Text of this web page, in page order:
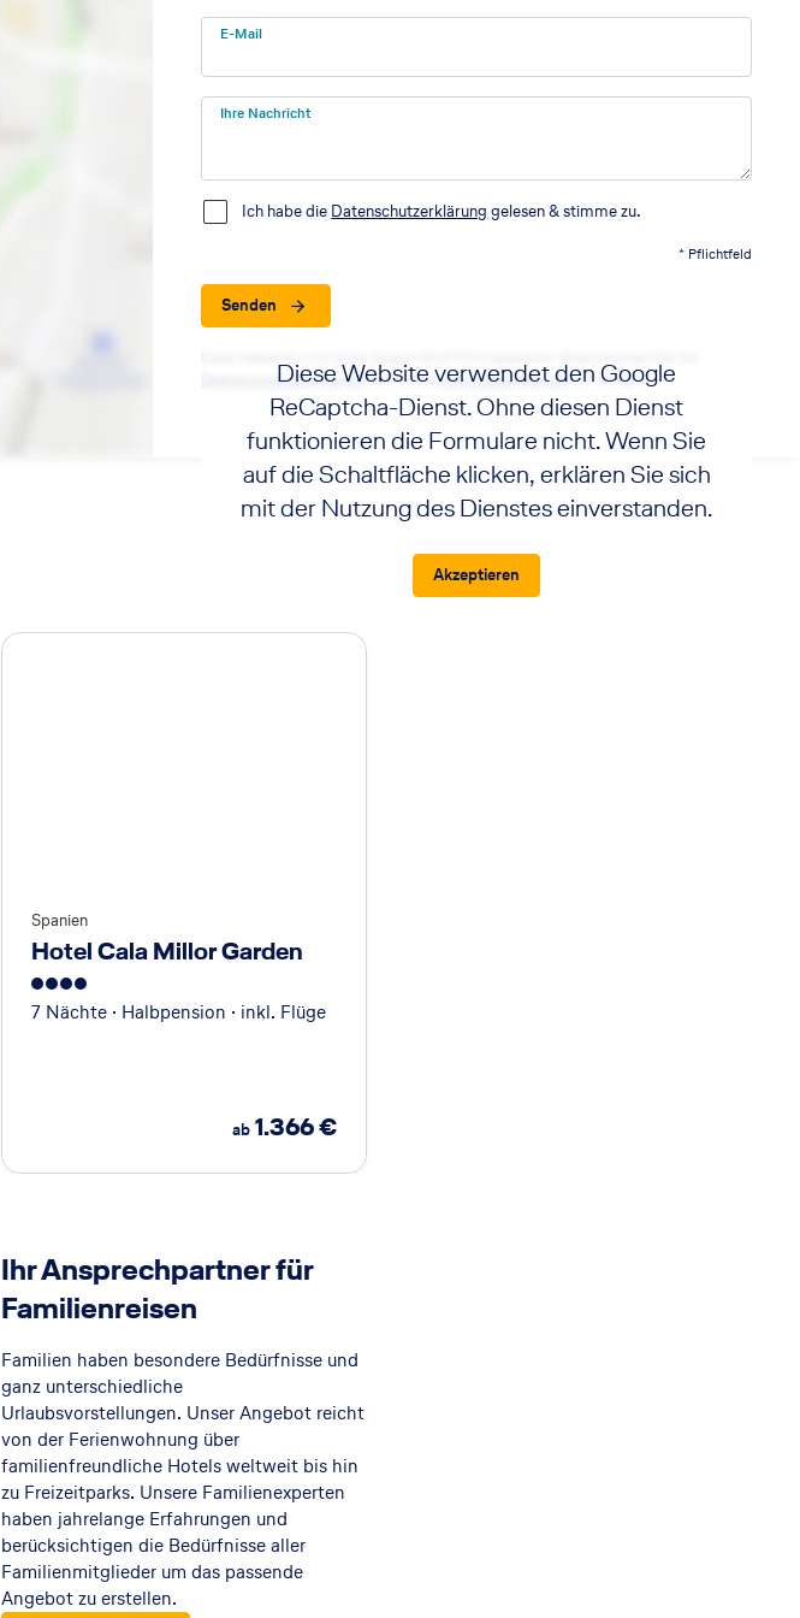
E-Mail
Ihre Nachricht
Ich habe die Datenschutzerklärung gelesen & stimme zu.
* Pflichtfeld
Senden
Diese Website verwendet den Google
ReCaptcha-Dienst. Ohne diesen Dienst
funktionieren die Formulare nicht. Wenn Sie
auf die Schaltfläche klicken, erklären Sie sich
mit der Nutzung des Dienstes einverstanden.
Akzeptieren
Datenschutzbestimmungensowie die Nutzungsbedingungenvon Google.
Spanien
Hotel Cala Millor Garden
4
7 Nächte · Halbpension · inkl. Flüge
ab 1.366€
Ihr Ansprechpartner für
Familienreisen
Familien haben besondere Bedürfnisse und
ganz unterschiedliche
Urlaubsvorstellungen. Unser Angebot reicht
von der Ferienwohnung über
familienfreundliche Hotels weltweit bis hin
zu Freizeitparks. Unsere Familienexperten
haben jahrelange Erfahrungen und
berücksichtigen die Bedürfnisse aller
Familienmitglieder um das passende
Angebot zu erstellen.